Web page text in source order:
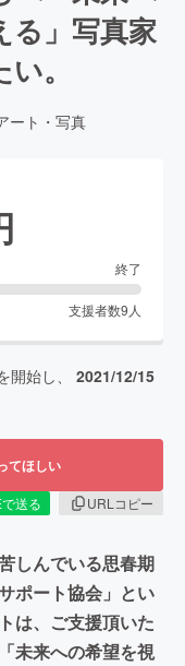
る」写真家
。
ート・写真
終了
支援者数9 人
開始し、 2021/12/15
てほしい
送る
URLコピー
しんでいる思春期
ポート協会」とい
は、ご支援頂いた
未来への希望を視